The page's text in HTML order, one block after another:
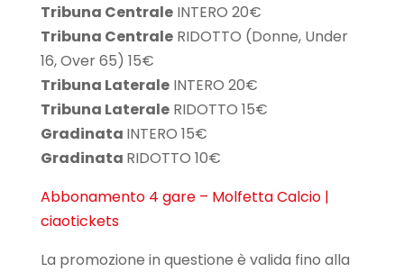
Tribuna CentraleINTERO 20€
Tribuna CentraleRIDOTTO (Donne, Under
16, Over 65) 15€
Tribuna LateraleINTERO 20€
Tribuna LateraleRIDOTTO 15€
Gradinata INTERO 15€
Gradinata RIDOTTO 10€
Abbonamento 4 gare – Molfetta Calcio |
ciaotickets
La promozione in questione è valida fino alla